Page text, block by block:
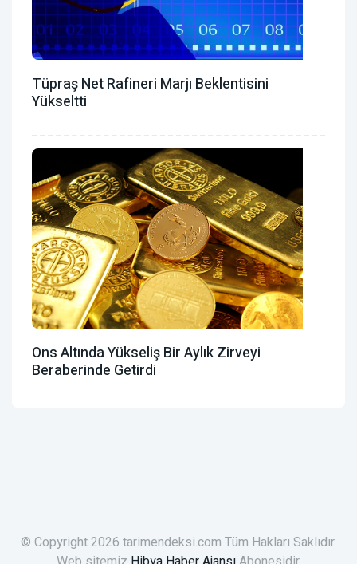
Tüpraş Net Rafineri Marjı Beklentisini
Yükseltti
Ons Altında Yükseliş Bir Aylık Zirveyi
Beraberinde Getirdi
© Copyright 2026 tarimendeksi.com Tüm Hakları Saklıdır.